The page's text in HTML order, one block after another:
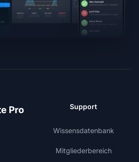
Support
Wissensdatenbank
Mitgliederbereich